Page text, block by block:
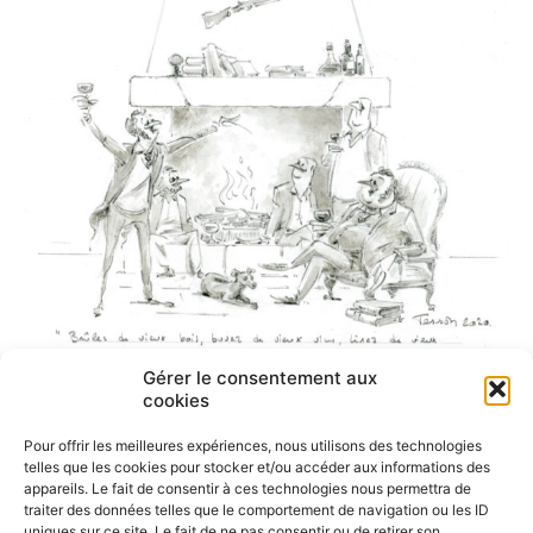
Gérer le consentement aux
cookies
Pour offrir les meilleures expériences, nous utilisons des technologies
telles que les cookies pour stocker et/ou accéder aux informations des
appareils. Le fait de consentir à ces technologies nous permettra de
traiter des données telles que le comportement de navigation ou les ID